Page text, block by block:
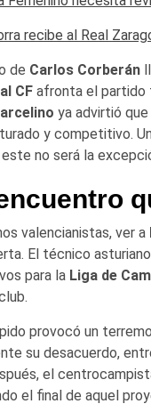
recibe al Real
de Carlos Corberán
CFafronta el partido
ya advirtió
y competitivo.
este no será la
valencianistas, ver a
El técnico
para la Liga de
provocó un
su desacuerdo,
el
el final de aquel